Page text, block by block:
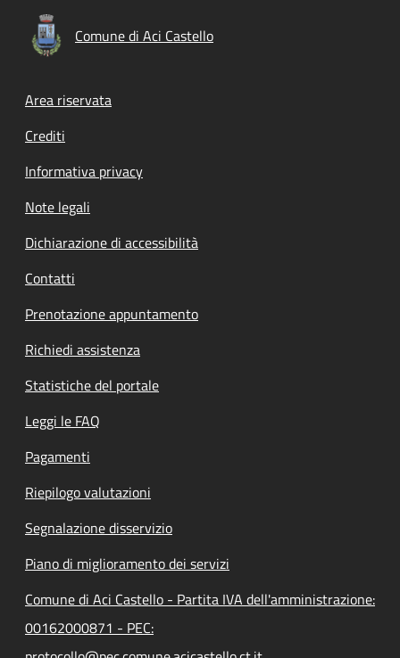
Comune di Aci Castello
Footer menu
Area riservata
Crediti
Informativa privacy
Note legali
Dichiarazione di accessibilità
Contatti
Prenotazione appuntamento
Richiedi assistenza
Statistiche del portale
Leggi le FAQ
Pagamenti
Riepilogo valutazioni
Segnalazione disservizio
Piano di miglioramento dei servizi
Comune di Aci Castello - Partita IVA dell'amministrazione:
00162000871 - PEC: